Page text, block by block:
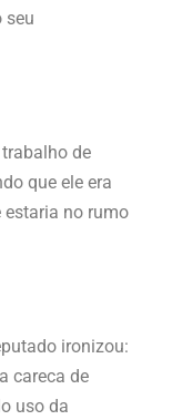
seu
de
que ele era
estaria no rumo
ironizou:
careca de
uso da